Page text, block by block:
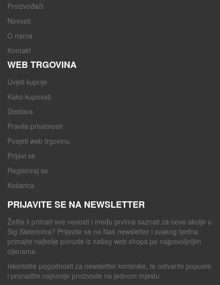
Proizvođači
Novosti
O nama
Kontakt
WEB TRGOVINA
Uvjeti kupnje
Kako kupovati
Dostava
Pravila privatnosti
Posjeti web trgovinu
Prijavi se
Registriraj se
Košarica
PRIJAVITE SE NA NEWSLETTER
Želite li primati sve novosti i među prvima saznati za nove akcije u
Sig Sistemima? Prijavite se na Naš newsletter i svakog tjedna
primajte najbolje ponude iz našeg web shopa po najpovoljnijim
cijenama.
Iskoristite pogodnosti za newsletter korisnike, te ostvarite popuste
i pronađite najnovije proizvode na jednom mjestu.